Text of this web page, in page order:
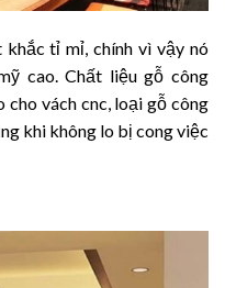
tỉ mỉ, chính vì vậy nó
cao. Chất liệu gỗ công
cho vách cnc, loại gỗ công
khi không lo bị cong việc